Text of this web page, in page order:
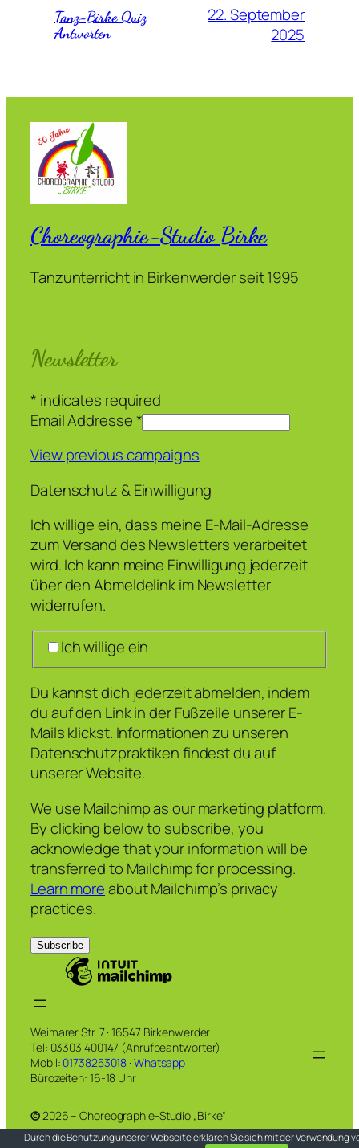
Tanz-Birke Quiz
Antworten
22. September
2025
Choreographie-Studio Birke
Tanzunterricht in Birkenwerder seit 1995
Newsletter
* indicates required
Email Addresse*
View previous campaigns
Datenschutz & Einwilligung
Ich willige ein, dass meine E-Mail-Adresse
zum Versand des Newsletters verarbeitet
wird. Ich kann meine Einwilligung jederzeit
über den Abmeldelink im Newsletter
widerrufen.
Ich willige ein
Du kannst dich jederzeit abmelden, indem
du auf den Link in der Fußzeile unserer E-
Mails klickst. Informationen zu unseren
Datenschutzpraktiken findest du auf
unserer Website.
We use Mailchimp as our marketing platform.
By clicking below to subscribe, you
acknowledge that your information will be
transferred to Mailchimp for processing.
Learn moreabout Mailchimp’s privacy
practices.
Weimarer Str. 7 · 16547 Birkenwerder
Tel: 03303 400147 (Anrufbeantworter)
Mobil: 01738253018 · Whatsapp
Bürozeiten: 16-18 Uhr
©2026 – Choreographie-Studio „Birke“
Durch die Benutzung unserer Webseite erklären Sie sich mit der Verwendung